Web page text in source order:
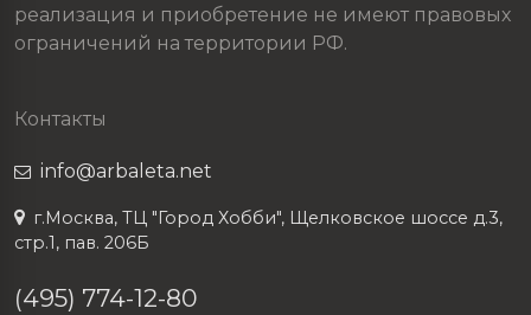
реализация и приобретение не имеют правовых
ограничений на территории РФ.
Контакты
info@arbaleta.net
г.Москва, ТЦ "Город Хобби", Щелковское шоссе д.3,
стр.1, пав. 206Б
(495) 774-12-80